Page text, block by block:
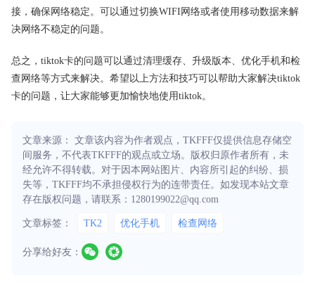
接，确保网络稳定。可以通过切换WIFI网络或者使用移动数据来解
决网络不稳定的问题。
总之，tiktok卡的问题可以通过清理缓存、升级版本、优化手机和检
查网络等方式来解决。希望以上方法和技巧可以帮助大家解决tiktok
卡的问题，让大家能够更加愉快地使用tiktok。
文章来源： 文章该内容为作者观点，TKFFF仅提供信息存储空
间服务，不代表TKFFF的观点或立场。版权归原作者所有，未
经允许不得转载。对于因本网站图片、内容所引起的纠纷、损
失等，TKFFF均不承担侵权行为的连带责任。如发现本站文章
存在版权问题，请联系：1280199022@qq.com
文章标签： TK2 优化手机 检查网络
分享给好友：